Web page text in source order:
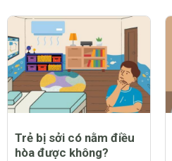
Trẻ bị sởi có nằm điều
hòa được không?